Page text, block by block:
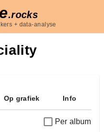
.rocks
+ data-analyse
Op grafiek Info
Per album